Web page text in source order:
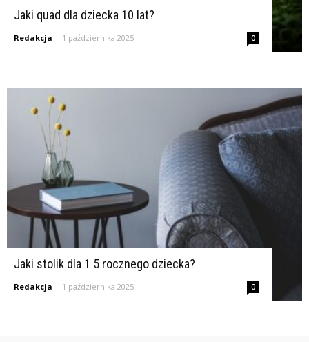
Jaki quad dla dziecka 10 lat?
Redakcja - 1 października 2025 0
Jaki stolik dla 1 5 rocznego dziecka?
Redakcja - 1 października 2025 0